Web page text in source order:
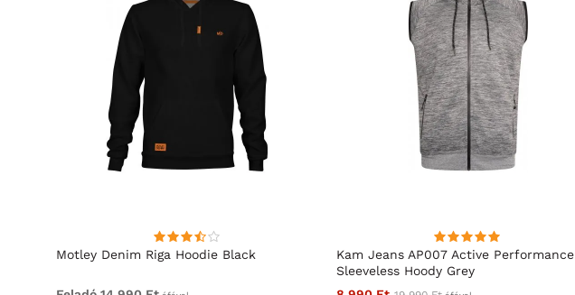
Motley Denim Riga Hoodie Black
Kam Jeans AP007 Active Performance
Sleeveless Hoody Grey